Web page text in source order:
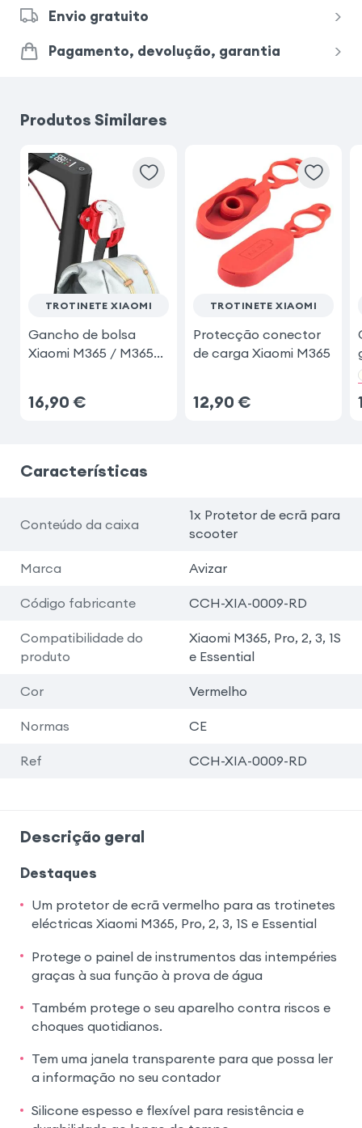
Envio gratuito
Pagamento, devolução, garantia
Produtos Similares
TROTINETE XIAOMI
Gancho de bolsa
Xiaomi M365 / M365
16,90 €
TROTINETE XIAOMI
Protecção conector
de carga Xiaomi M365
12,90 €
Características
Conteúdo da caixa
1x Protetor de ecrã para
scooter
Marca Avizar
Código fabricante CCH-XIA-0009-RD
Compatibilidade do
produto
Xiaomi M365, Pro, 2, 3, 1S
e Essential
Cor Vermelho
Normas CE
Ref CCH-XIA-0009-RD
Descrição geral
Destaques
Um protetor de ecrã vermelho para as trotinetes
eléctricas Xiaomi M365, Pro, 2, 3, 1S e Essential
Protege o painel de instrumentos das intempéries
graças à sua função à prova de água
Também protege o seu aparelho contra riscos e
choques quotidianos.
Tem uma janela transparente para que possa ler
a informação no seu contador
Silicone espesso e flexível para resistência e